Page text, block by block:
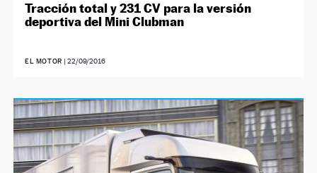
Tracción total y 231 CV para la versión
deportiva del Mini Clubman
EL MOTOR 22/09/2016